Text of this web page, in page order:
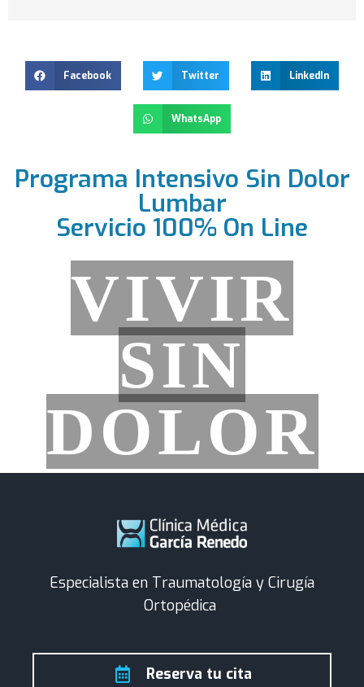
Facebook Twitter LinkedIn
WhatsApp
Programa Intensivo Sin Dolor
Lumbar
Servicio 100% On Line
VIVIR
SIN
DOLOR
Especialista en Traumatología y Cirugía
Ortopédica
Reserva tu cita